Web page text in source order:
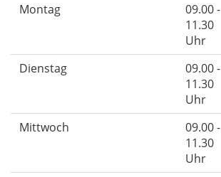
Montag
09.00 -
11.30
Uhr
Dienstag
09.00 -
11.30
Uhr
Mittwoch
09.00 -
11.30
Uhr